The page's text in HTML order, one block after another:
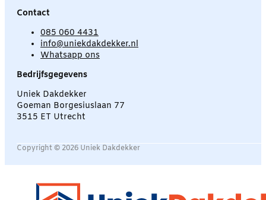
Contact
085 060 4431
info@uniekdakdekker.nl
Whatsapp ons
Bedrijfsgegevens
Uniek Dakdekker
Goeman Borgesiuslaan 77
3515 ET Utrecht
Copyright © 2026 Uniek Dakdekker